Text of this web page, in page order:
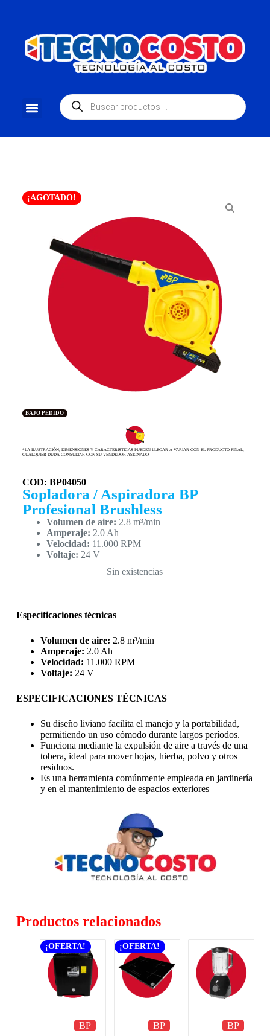
BAJO PEDIDO
¡AGOTADO!
*LA ILUSTRACIÓN, DIMENSIONES Y CARACTERISTICAS PUEDEN LLEGAR A VARIAR CON EL PRODUCTO FINAL,
CUALQUIER DUDA CONSULTAR CON SU VENDEDOR ASIGNADO
COD: BP04050
Sopladora / Aspiradora BP
Profesional Brushless
Volumen de aire: 2.8 m³/min
Amperaje: 2.0 Ah
Velocidad: 11.000 RPM
Voltaje: 24 V
Sin existencias
Especificaciones técnicas
Volumen de aire: 2.8 m³/min
Amperaje: 2.0 Ah
Velocidad: 11.000 RPM
Voltaje: 24 V
ESPECIFICACIONES TÉCNICAS
Su diseño liviano facilita el manejo y la portabilidad,
permitiendo un uso cómodo durante largos períodos.
Funciona mediante la expulsión de aire a través de una
tobera, ideal para mover hojas, hierba, polvo y otros
residuos.
Es una herramienta comúnmente empleada en jardinería
y en el mantenimiento de espacios exteriores
Productos relacionados
¡OFERTA!
BP
¡OFERTA!
BP BP